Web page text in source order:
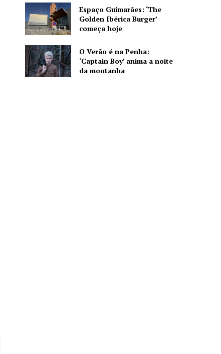
Espaço Guimarães: ‘The
Golden Ibérica Burger’
começa hoje
O Verão é na Penha:
‘Captain Boy’ anima a noite
da montanha